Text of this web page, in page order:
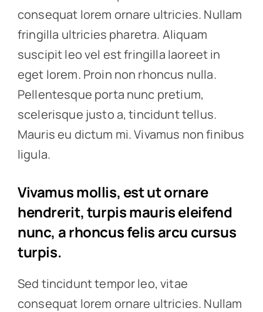
consequat lorem ornare ultricies. Nullam
fringilla ultricies pharetra. Aliquam
suscipit leo vel est fringilla laoreet in
eget lorem. Proin non rhoncus nulla.
Pellentesque porta nunc pretium,
scelerisque justo a, tincidunt tellus.
Mauris eu dictum mi. Vivamus non finibus
ligula.
Vivamus mollis, est ut ornare
hendrerit, turpis mauris eleifend
nunc, a rhoncus felis arcu cursus
turpis.
Sed tincidunt tempor leo, vitae
consequat lorem ornare ultricies. Nullam